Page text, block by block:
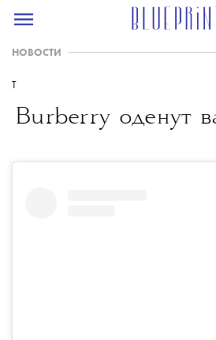
НОВОСТИ
T
Burberry оденут